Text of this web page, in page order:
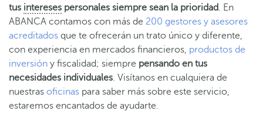
tus intereses personales siempre sean la prioridad. En
ABANCA contamos con más de 200 gestores y asesores
acreditados que te ofrecerán un trato único y diferente,
con experiencia en mercados financieros, productos de
inversión y fiscalidad; siempre pensando en tus
necesidades individuales. Visítanos en cualquiera de
nuestras oficinas para saber más sobre este servicio,
estaremos encantados de ayudarte.